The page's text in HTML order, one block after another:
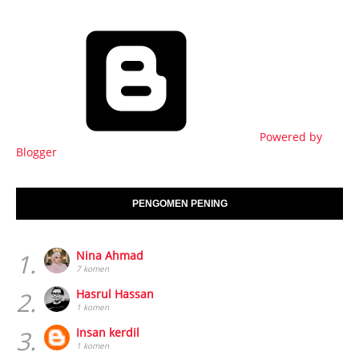
Powered by
Blogger
PENGOMEN PENING
1. Nina Ahmad
7 komen
2. Hasrul Hassan
1 komen
3. Insan kerdil
1 komen